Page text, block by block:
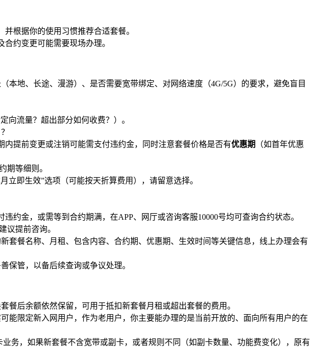
根据你的使用习惯推荐合适套餐。
约变更可能需要现场办理。
地、长途、漫游）、是否需要宽带绑定、对网络速度（4G/5G）的要求，避免盲目
向流量？超出部分如何收费？）。
内提前变更或注销可能需支付违约金，同时注意套餐价格是否有优惠期
（如首年优惠
期等细则。
立即生效”选项（可能按天折算费用），请留意选择。
约金，或需等到合约期满，在APP、网厅或咨询客服10000号均可查询合约状态。
议提前咨询。
套餐名称、月租、包含内容、合约期、优惠期、生效时间等关键信息，线上办理会有
保管，以备后续查询或争议处理。
餐后余额依然保留，可用于抵扣新套餐月租或超出套餐的费用。
能限定新入网用户，作为老用户，你主要能办理的是当前开放的、面向所有用户的在
务，如果新套餐不含宽带或副卡，或者规则不同（如副卡数量、功能费变化），原有